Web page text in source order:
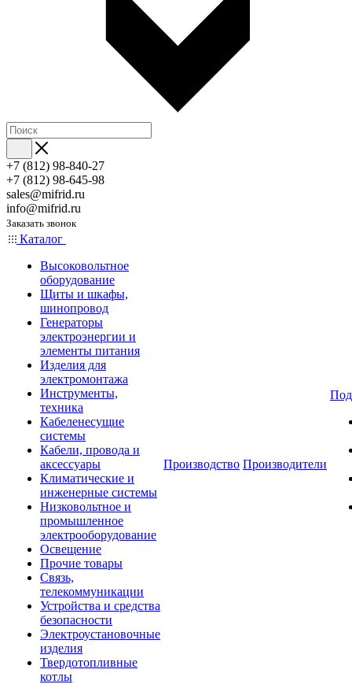
+7 (812) 98-840-27
+7 (812) 98-645-98
sales@mifrid.ru
info@mifrid.ru
Заказать звонок
Каталог
Высоковольтное
оборудование
Щиты и шкафы,
шинопровод
Генераторы
электроэнергии и
элементы питания
Изделия для
электромонтажа
Инструменты,
техника
Кабеленесущие
системы
Кабели, провода и
аксессуары
Климатические и
инженерные системы
Низковольтное и
промышленное
электрооборудование
Освещение
Прочие товары
Связь,
телекоммуникации
Устройства и средства
безопасности
Электроустановочные
изделия
Твердотопливные
котлы
Производство Производители